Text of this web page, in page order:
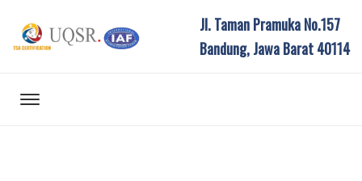
Jl. Taman Pramuka No.157
Bandung, Jawa Barat 40114